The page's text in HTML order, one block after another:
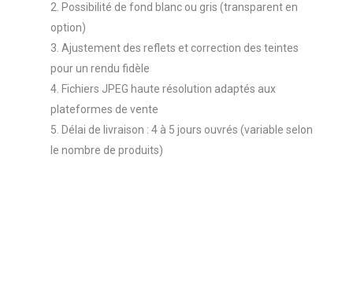
Possibilité de fond blanc ou gris (transparent en
option)
Ajustement des reflets et correction des teintes
pour un rendu fidèle
Fichiers JPEG haute résolution adaptés aux
plateformes de vente
Délai de livraison : 4 à 5 jours ouvrés (variable selon
le nombre de produits)